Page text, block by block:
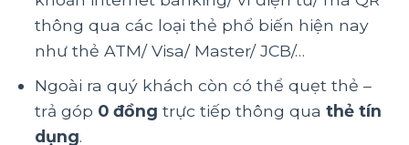
thông qua các loại thẻ phổ biến hiện nay
như thẻ ATM/ Visa/ Master/ JCB/…
Ngoài ra quý khách còn có thể quẹt thẻ –
trả góp 0 đồng trực tiếp thông qua thẻ tín
dụng.